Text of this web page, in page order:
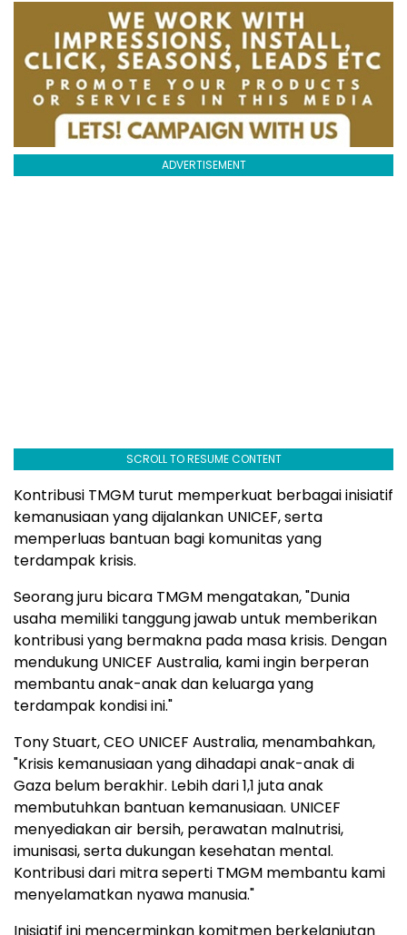
ADVERTISEMENT
SCROLL TO RESUME CONTENT
Kontribusi TMGM turut memperkuat berbagai inisiatif
kemanusiaan yang dijalankan UNICEF, serta
memperluas bantuan bagi komunitas yang
terdampak krisis.
Seorang juru bicara TMGM mengatakan, "Dunia
usaha memiliki tanggung jawab untuk memberikan
kontribusi yang bermakna pada masa krisis. Dengan
mendukung UNICEF Australia, kami ingin berperan
membantu anak-anak dan keluarga yang
terdampak kondisi ini."
Tony Stuart, CEO UNICEF Australia, menambahkan,
"Krisis kemanusiaan yang dihadapi anak-anak di
Gaza belum berakhir. Lebih dari 1,1 juta anak
membutuhkan bantuan kemanusiaan. UNICEF
menyediakan air bersih, perawatan malnutrisi,
imunisasi, serta dukungan kesehatan mental.
Kontribusi dari mitra seperti TMGM membantu kami
menyelamatkan nyawa manusia."